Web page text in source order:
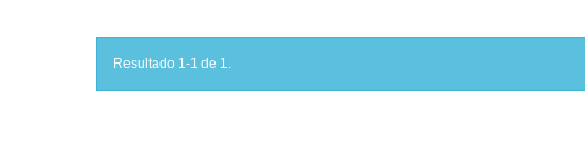
Resultado 1-1 de 1.